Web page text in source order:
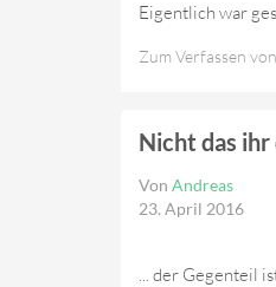
Eigentlich war
Zum Verfassen
Nicht das
Von Andreas
23. April 2016
... der Gegenteil